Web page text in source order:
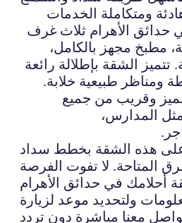
ومتكاملة الخدمات
الأهرام ثلاث غرف
مطبخ مجهز بالكامل،
الشقة بإطلالة رائعة
ومناظر طبيعية خلابة.
مميز وقريب من جميع
المدارس،
هذه الشقة بخطط سداد
المتاحة. لا تفوت الفرصة
ولتحديد موعد لزيارة